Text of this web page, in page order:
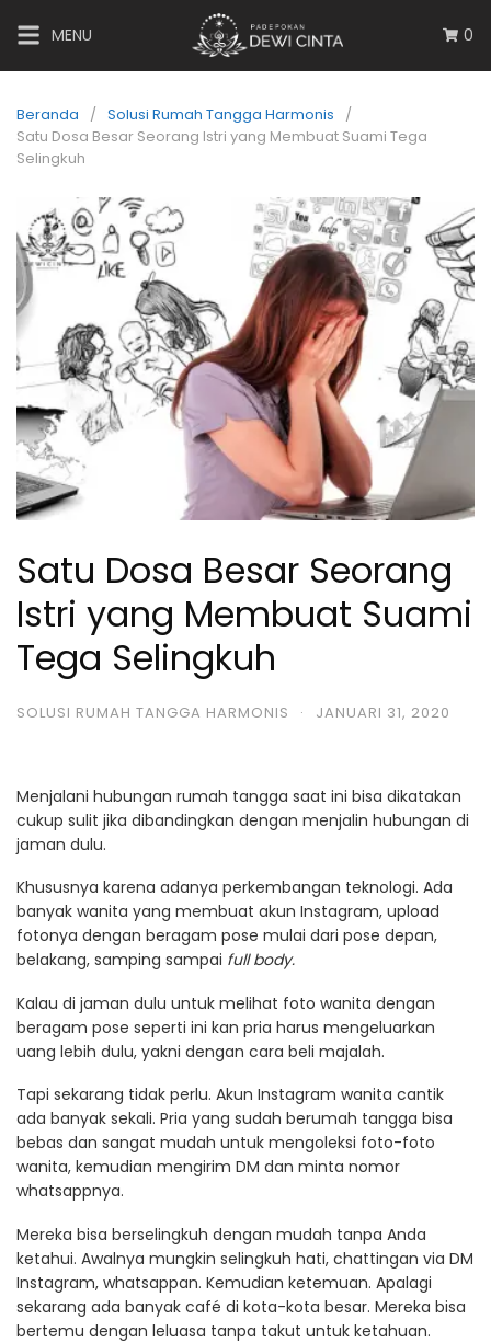
MENU 0
Beranda
Solusi Rumah Tangga Harmonis
Satu Dosa Besar Seorang Istri yang Membuat Suami Tega
Selingkuh
Satu Dosa Besar Seorang
Istri yang Membuat Suami
Tega Selingkuh
SOLUSI RUMAH TANGGA HARMONIS · JANUARI 31, 2020
Menjalani hubungan rumah tangga saat ini bisa dikatakan
cukup sulit jika dibandingkan dengan menjalin hubungan di
jaman dulu.
Khususnya karena adanya perkembangan teknologi. Ada
banyak wanita yang membuat akun Instagram, upload
fotonya dengan beragam pose mulai dari pose depan,
belakang, samping sampai full body.
Kalau di jaman dulu untuk melihat foto wanita dengan
beragam pose seperti ini kan pria harus mengeluarkan
uang lebih dulu, yakni dengan cara beli majalah.
Tapi sekarang tidak perlu. Akun Instagram wanita cantik
ada banyak sekali. Pria yang sudah berumah tangga bisa
bebas dan sangat mudah untuk mengoleksi foto-foto
wanita, kemudian mengirim DM dan minta nomor
whatsappnya.
Mereka bisa berselingkuh dengan mudah tanpa Anda
ketahui. Awalnya mungkin selingkuh hati, chattingan via DM
Instagram, whatsappan. Kemudian ketemuan. Apalagi
sekarang ada banyak café di kota-kota besar. Mereka bisa
bertemu dengan leluasa tanpa takut untuk ketahuan.